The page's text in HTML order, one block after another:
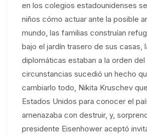
en los colegios estadounidenses
niños cómo actuar ante la posible
mundo, las familias construían
bajo el jardín trasero de sus casas,
diplomáticas estaban a la orden del
circunstancias sucedió un hecho
cambiarlo todo, Nikita Kruschev
Estados Unidos para conocer el
amenazaba con destruir, y,
presidente Eisenhower aceptó